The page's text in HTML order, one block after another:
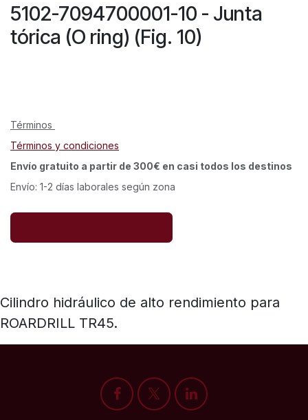
5102-7094700001-10 - Junta
tórica (O ring) (Fig. 10)
Términos
Términos y condiciones
Envío gratuito a partir de 300€ en casi todos los destinos
Envío: 1-2 días laborales según zona
Cilindro hidráulico de alto rendimiento para
ROARDRILL TR45.